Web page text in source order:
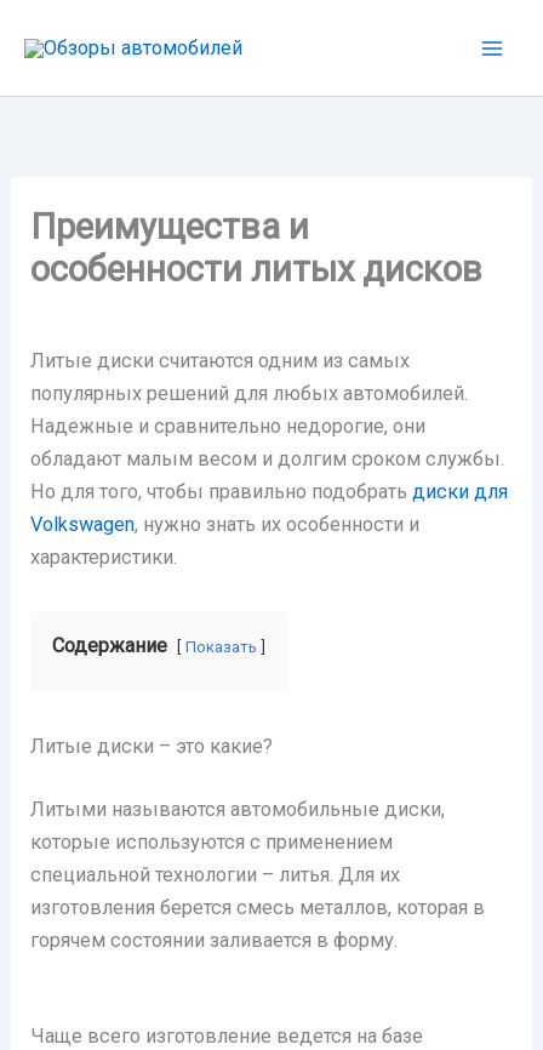
Преимущества и
особенности литых дисков
Литые диски считаются одним из самых
популярных решений для любых автомобилей.
Надежные и сравнительно недорогие, они
обладают малым весом и долгим сроком службы.
Но для того, чтобы правильно подобратьдиски для
Volkswagen, нужно знать их особенности и
характеристики.
Содержание Показать
Литые диски – это какие?
Литыми называются автомобильные диски,
которые используются с применением
специальной технологии – литья. Для их
изготовления берется смесь металлов, которая в
горячем состоянии заливается в форму.
Чаще всего изготовление ведется на базе